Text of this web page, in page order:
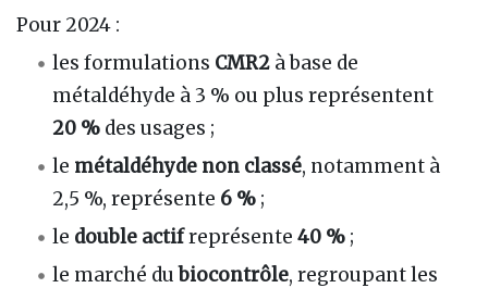
Pour 2024 :
les formulations CMR2 à base de
métaldéhyde à 3 % ou plus représentent
20 % des usages ;
le métaldéhyde non classé, notamment à
2,5 %, représente 6 % ;
le double actifreprésente40 % ;
le marché dubiocontrôle, regroupant les